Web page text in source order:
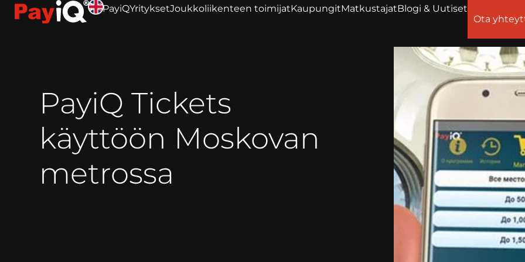
PayiQYrityksetJoukkoliikenteen toimijatKaupungitMatkustajatBlogi & Uutiset
Ota
PayiQ Tickets
käyttöön Moskovan
metrossa